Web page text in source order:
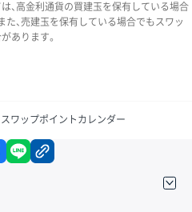
、高金利通貨の買建玉を保有している場合
た、売建玉を保有している場合でもスワッ
あります。
スワップポイントカレンダー
X facebook